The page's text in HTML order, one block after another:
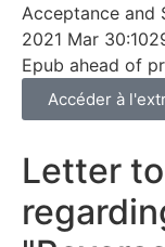
Acceptance and
2021 Mar
Epub ahead of
Accéder à
Letter